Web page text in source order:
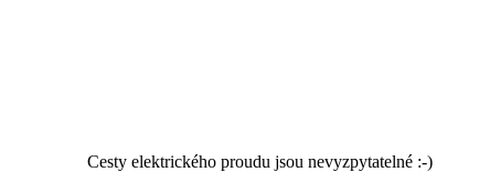
Cesty elektrického proudu jsou nevyzpytatelné :-)